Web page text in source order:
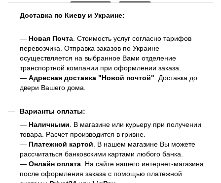
Доставка по Киеву и Украине:
— Новая Почта . Стоимость услуг согласно тарифов
перевозчика. Отправка заказов по Украине
осуществляется на выбранное Вами отделение
транспортной компании при оформлении заказа.
— Адресная доставка "Новой почтой" . Доставка до
двери Вашего дома.
Варианты оплаты:
— Наличными . В магазине или курьеру при получении
товара. Расчет производится в гривне.
— Платежной картой . В нашем магазине Вы можете
рассчитаться банковскими картами любого банка.
— Онлайн оплата . На сайте нашего интернет-магазина
после оформления заказа с помощью платежной